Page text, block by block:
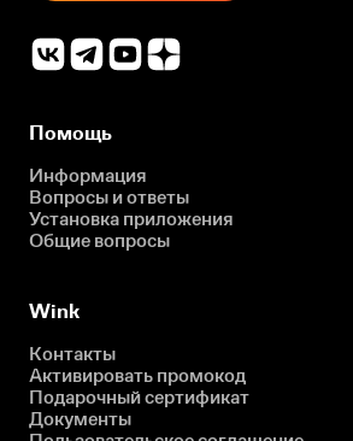
Помощь
Информация
Вопросы и ответы
Установка приложения
Общие вопросы
Wink
Контакты
Активировать промокод
Подарочный сертификат
Документы